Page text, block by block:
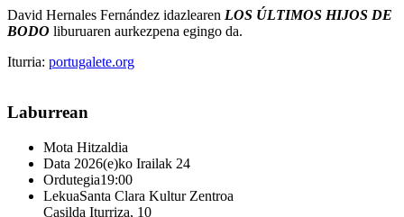
David Hernales Fernández idazlearen LOS ÚLTIMOS HIJOS DE
BODO liburuaren aurkezpena egingo da.
Iturria: portugalete.org
Laburrean
Mota Hitzaldia
Data 2026(e)ko Irailak 24
Ordutegia19:00
LekuaSanta Clara Kultur Zentroa
Casilda Iturriza, 10